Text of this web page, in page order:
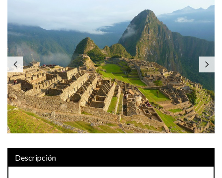
Previous
Descripción